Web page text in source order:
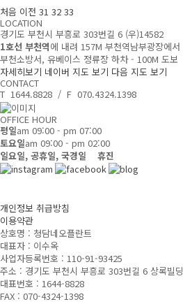
카
테
고
리
든
물
어
보
세
요
목
록
처음 이전 31 32 33
LOCATION
경기도 부천시 부흥로 303번길 6 (우)14582
1호선 부천역에 내려 157M 부천역남부광장에서
부천소방서, 유베이스 정류장 하차 - 100M 도보
자세히보기 네이버 지도 보기 다음 지도 보기
CONTACT
T 1644.8828 / F 070.4324.1398
OFFICE HOUR
평일am 09:00 - pm 07:00
토요일am 09:00 - pm 02:00
일요일, 공휴일, 국경일 휴진
개인정보 취급방침
이용약관
상호명 : 청담네오플란트
대표자 : 이수옥
사업자등록번호 : 110-91-93425
주소 : 경기도 부천시 부흥로 303번길 6 상록빌딩
대표번호 : 1644-8828
FAX : 070-4324-1398